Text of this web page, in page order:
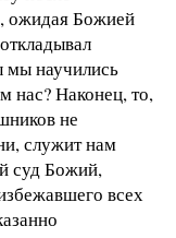
ожидая Божией
мы научились
Наконец, то,
не
служит нам
суд Божий,
всех